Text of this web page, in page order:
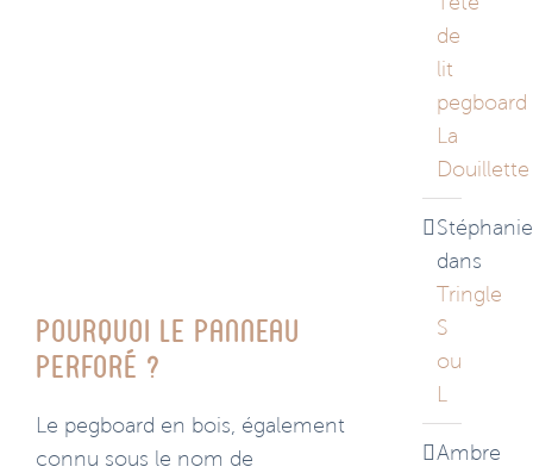
Pourquoi le panneau
perforé ?
Le pegboard en bois, également
connu sous le nom de
de
lit
pegboard
La
Douillette
Stéphanie
dans
Tringle
S
ou
L
Ambre